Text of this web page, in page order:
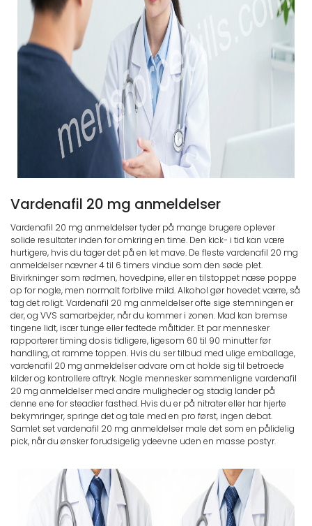
Vardenafil 20 mg anmeldelser
Vardenafil 20 mg anmeldelser tyder på mange brugere oplever
solide resultater inden for omkring en time. Den kick- i tid kan være
hurtigere, hvis du tager det på en let mave. De fleste vardenafil 20 mg
anmeldelser nævner 4 til 6 timers vindue som den søde plet.
Bivirkninger som rødmen, hovedpine, eller en tilstoppet næse poppe
op for nogle, men normalt forblive mild. Alkohol gør hovedet værre, så
tag det roligt. Vardenafil 20 mg anmeldelser ofte sige stemningen er
der, og VVS samarbejder, når du kommer i zonen. Mad kan bremse
tingene lidt, især tunge eller fedtede måltider. Et par mennesker
rapporterer timing dosis tidligere, ligesom 60 til 90 minutter før
handling, at ramme toppen. Hvis du ser tilbud med ulige emballage,
vardenafil 20 mg anmeldelser advare om at holde sig til betroede
kilder og kontrollere aftryk. Nogle mennesker sammenligne vardenafil
20 mg anmeldelser med andre muligheder og stadig lander på
denne ene for steadier fasthed. Hvis du er på nitrater eller har hjerte
bekymringer, springe det og tale med en pro først, ingen debat.
Samlet set vardenafil 20 mg anmeldelser male det som en pålidelig
pick, når du ønsker forudsigelig ydeevne uden en masse postyr.